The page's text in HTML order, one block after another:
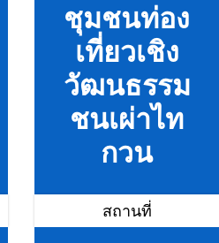
ชุมชนท่อง
เที่ยวเชิง
วัฒนธรรม
ชนเผ่าไท
กวน
สถานที่